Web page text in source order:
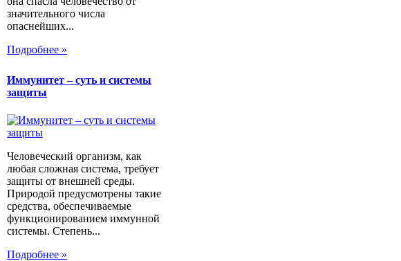
значительного числа
опаснейших...
Подробнее »
Иммунитет – суть и системы
защиты
Человеческий организм, как
любая сложная система, требует
защиты от внешней среды.
Природой предусмотрены такие
средства, обеспечиваемые
функционированием иммунной
системы. Степень...
Подробнее »